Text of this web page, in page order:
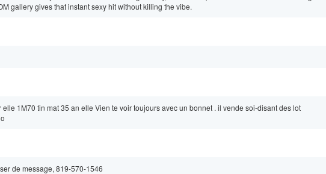
gallery gives that instant sexy hit without killing the vibe.
1M70 tin mat 35 an elle Vien te voir toujours avec un bonnet . il vende soi-disant des lot
de message, 819-570-1546